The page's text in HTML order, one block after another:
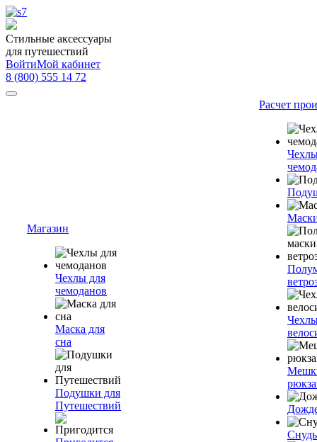
Стильные аксессуары
для путешествий
ВойтиМой кабинет
8 (800) 555 14 72
Магазин
Чехлы для
чемоданов
Маска для
сна
Подушки для
Путешествий
Расчет